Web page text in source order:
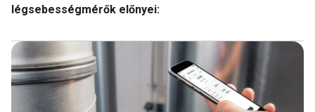
légsebességmérők előnyei:
Mérési adatok továbbítása az alkalmazásra
Elemzés közvetlenül az alkalmazással
Egyszerű kezelés